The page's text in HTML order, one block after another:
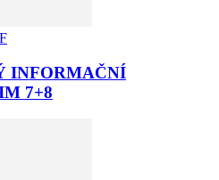
INFORMAČNÍ
7+8